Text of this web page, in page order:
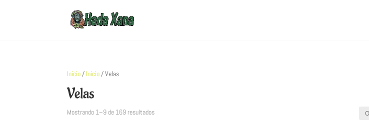
Inicio/ Inicio/ Velas
Velas
Mostrando 1–9 de 169 resultados